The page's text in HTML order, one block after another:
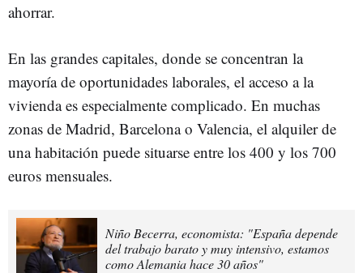
ahorrar.
En las grandes capitales, donde se concentran la
mayoría de oportunidades laborales, el acceso a la
vivienda es especialmente complicado. En muchas
zonas de Madrid, Barcelona o Valencia, el alquiler de
una habitación puede situarse entre los 400 y los 700
euros mensuales.
Niño Becerra, economista: "España depende
del trabajo barato y muy intensivo, estamos
como Alemania hace 30 años"